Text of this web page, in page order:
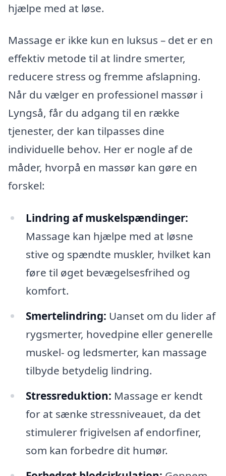
hjælpe med at løse.
Massage er ikke kun en luksus – det er en
effektiv metode til at lindre smerter,
reducere stress og fremme afslapning.
Når du vælger en professionel massør i
Lyngså, får du adgang til en række
tjenester, der kan tilpasses dine
individuelle behov. Her er nogle af de
måder, hvorpå en massør kan gøre en
forskel:
Lindring af muskelspændinger:
Massage kan hjælpe med at løsne
stive og spændte muskler, hvilket kan
føre til øget bevægelsesfrihed og
komfort.
Smertelindring: Uanset om du lider af
rygsmerter, hovedpine eller generelle
muskel- og ledsmerter, kan massage
tilbyde betydelig lindring.
Stressreduktion: Massage er kendt
for at sænke stressniveauet, da det
stimulerer frigivelsen af endorfiner,
som kan forbedre dit humør.